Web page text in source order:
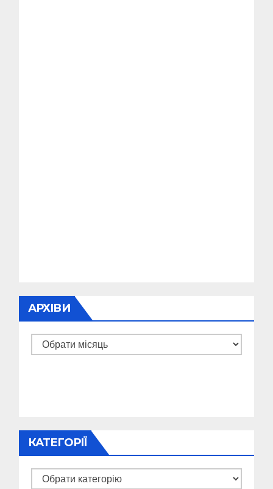
АРХІВИ
Архіви
КАТЕГОРІЇ
Категорії